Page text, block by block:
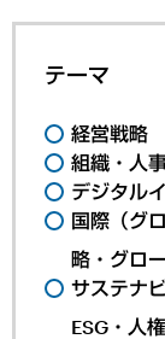
テーマ
経営戦略
組織・人
デジタル
国際（グ
略・グロ
サステナ
ESG・人権